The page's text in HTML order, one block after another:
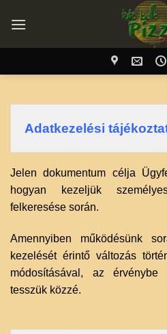
Jelen dokumentum célja
hogyan kezeljük
felkeresése során.
Amennyiben működésünk
kezelését érintő változás
módosításával, az
tesszük közzé.